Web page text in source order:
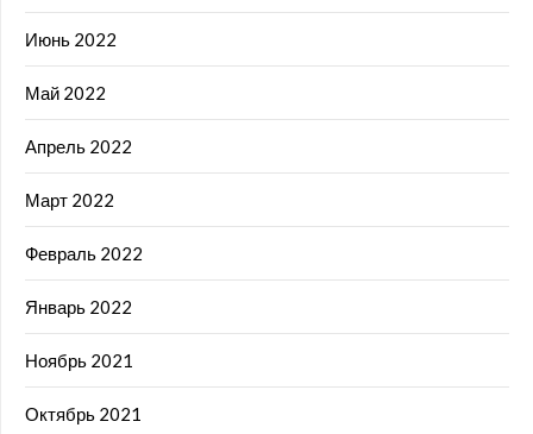
Июнь 2022
Май 2022
Апрель 2022
Март 2022
Февраль 2022
Январь 2022
Ноябрь 2021
Октябрь 2021